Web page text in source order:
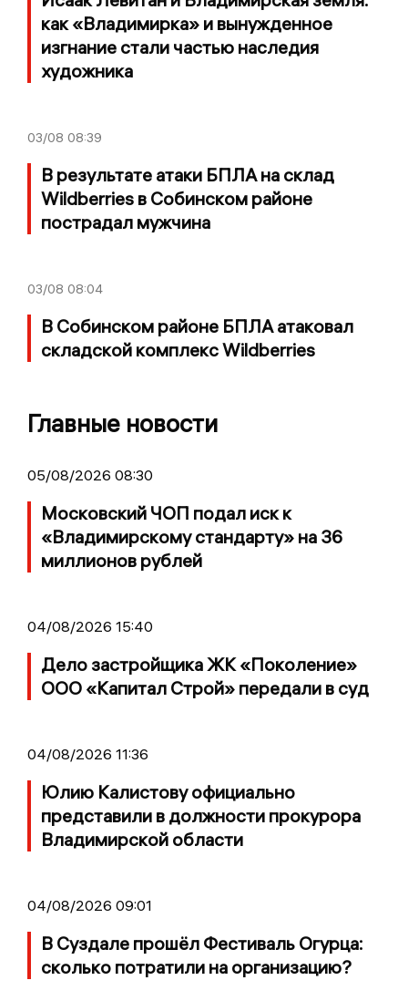
как «Владимирка» и вынужденное
изгнание стали частью наследия
художника
03/08 08:39
В результате атаки БПЛА на склад
Wildberries в Собинском районе
пострадал мужчина
03/08 08:04
В Собинском районе БПЛА атаковал
складской комплекс Wildberries
Главные новости
05/08/2026 08:30
Московский ЧОП подал иск к
«Владимирскому стандарту» на 36
миллионов рублей
04/08/2026 15:40
Дело застройщика ЖК «Поколение»
ООО «Капитал Строй» передали в суд
04/08/2026 11:36
Юлию Калистову официально
представили в должности прокурора
Владимирской области
04/08/2026 09:01
В Суздале прошёл Фестиваль Огурца:
сколько потратили на организацию?